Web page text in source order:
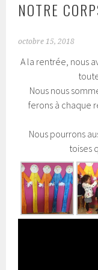
NOTRE
octobre 15, 2018
A la rentrée, nous
Nous nous
ferons à chaque
Nous pourrons
toises